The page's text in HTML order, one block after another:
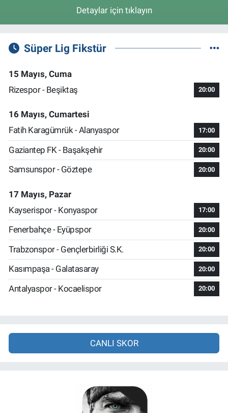
Detaylar için tıklayın
Süper Lig Fikstür
15 Mayıs, Cuma
Rizespor - Beşiktaş
20:00
16 Mayıs, Cumartesi
Fatih Karagümrük - Alanyaspor
17:00
Gaziantep FK - Başakşehir 20:00
Samsunspor - Göztepe 20:00
17 Mayıs, Pazar
Kayserispor - Konyaspor
17:00
Fenerbahçe - Eyüpspor 20:00
Trabzonspor - Gençlerbirliği S.K. 20:00
Kasımpaşa - Galatasaray 20:00
Antalyaspor - Kocaelispor 20:00
CANLI SKOR